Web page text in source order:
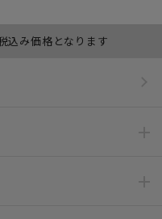
込み価格となります